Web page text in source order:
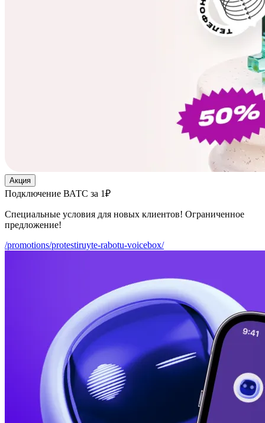
Акция
Подключение ВАТС за 1₽
Специальные условия для новых клиентов! Ограниченное
предложение!
/promotions/protestiruyte-rabotu-voicebox/